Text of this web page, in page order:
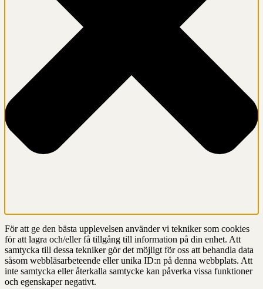
För att ge den bästa upplevelsen använder vi tekniker som cookies
för att lagra och/eller få tillgång till information på din enhet. Att
samtycka till dessa tekniker gör det möjligt för oss att behandla data
såsom webbläsarbeteende eller unika ID:n på denna webbplats. Att
inte samtycka eller återkalla samtycke kan påverka vissa funktioner
och egenskaper negativt.